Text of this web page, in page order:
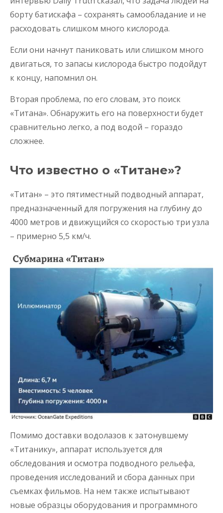
борту батискафа – сохранять самообладание и не
расходовать слишком много кислорода.
Если они начнут паниковать или слишком много
двигаться, то запасы кислорода быстро подойдут
к концу, напомнил он.
Вторая проблема, по его словам, это поиск
«Титана». Обнаружить его на поверхности будет
сравнительно легко, а под водой – гораздо
сложнее.
Что известно о «Титане»?
«Титан» – это пятиместный подводный аппарат,
предназначенный для погружения на глубину до
4000 метров и движущийся со скоростью три узла
– примерно 5,5 км/ч.
Помимо доставки водолазов к затонувшему
«Титанику», аппарат используется для
обследования и осмотра подводного рельефа,
проведения исследований и сбора данных при
съемках фильмов. На нем также испытывают
новые образцы оборудования и программного